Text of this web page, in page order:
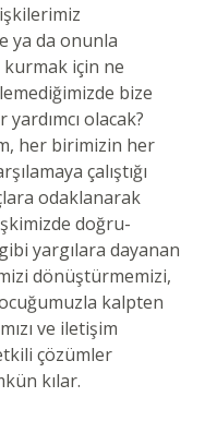
ya da onunla
kurmak için ne
bize
olacak?
her birimizin her
çalıştığı
odaklanarak
doğru-
yargılara dayanan
dönüştürmemizi,
kalpten
ve iletişim
çözümler
kılar.